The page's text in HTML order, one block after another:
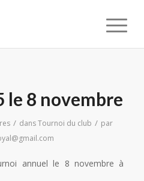
le 8 novembre
/ dansTournoi du club / par
annuel le 8 novembre à